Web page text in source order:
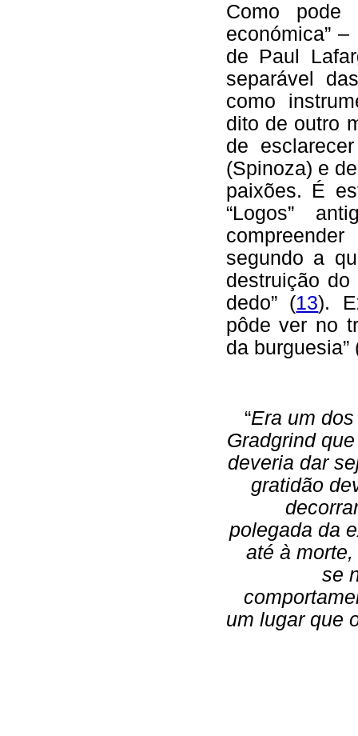
Como pode
económica”
de Paul
separável
como
dito de outro
de
(Spinoza) e
paixões. É
“Logos”
segundo a
destruição
dedo” (13).
pôde ver no
da burguesia”
“Era um
Gradgrind
deveria dar
gratidão
polegada da
até à
se
um lugar que